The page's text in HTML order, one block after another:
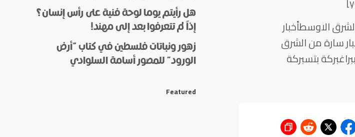
الاوسطأخبار
سارة من الشرق
بتسبركة
هل رأيتم يوما لوحة فنية على رأس إنسان؟
إذاً لم تتعرفوا بعد إلى مهند!
زهور ونباتات فلسطين في كتاب “أرض
الورود” للمصور أسامة السلوادي
Featured